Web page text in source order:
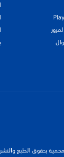
محمية بحقوق الطبع